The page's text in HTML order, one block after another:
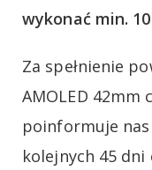
wykonać min.
Za spełnienie
AMOLED 42mm
poinformuje
kolejnych 45